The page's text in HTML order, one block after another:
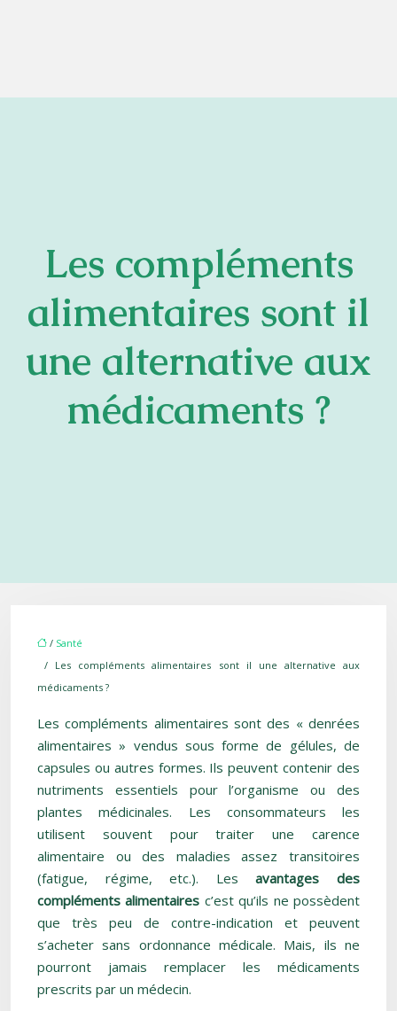
Les compléments
alimentaires sont il
une alternative aux
médicaments ?
/ Santé
/ Les compléments alimentaires sont il une alternative aux
médicaments ?
Les compléments alimentaires sont des « denrées
alimentaires » vendus sous forme de gélules, de
capsules ou autres formes. Ils peuvent contenir des
nutriments essentiels pour l’organisme ou des
plantes médicinales. Les consommateurs les
utilisent souvent pour traiter une carence
alimentaire ou des maladies assez transitoires
(fatigue, régime, etc.). Lesavantages des
compléments alimentaires c’est qu’ils ne possèdent
que très peu de contre-indication et peuvent
s’acheter sans ordonnance médicale. Mais, ils ne
pourront jamais remplacer les médicaments
prescrits par un médecin.